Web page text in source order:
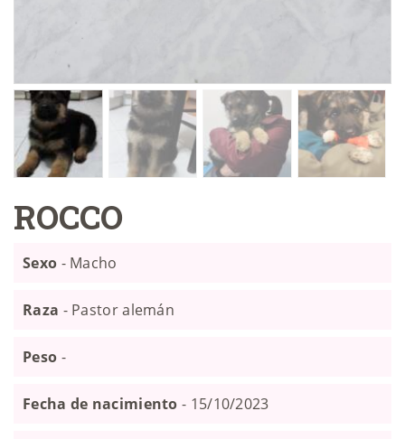
ROCCO
Sexo - Macho
Raza - Pastor alemán
Peso -
Fecha de nacimiento - 15/10/2023